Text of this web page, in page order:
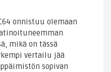
onnistuu olemaan
mikä on tässä
vertailu jää
sopivan